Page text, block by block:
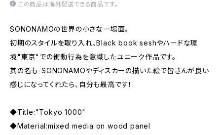
この商品は海外配送できる商品です。
SONONAMOの世界の小さな一場面。
初期のスタイルを取り入れ、Black book seshやハードな環
境"東京"での衝動行為を意識したユニーク作品です。
其の名も-SONONAMOやディスカーの描いた絵で皆さんが良い
感じになってくれたら、自分も最高です！
◆Title:"Tokyo 1000"
◆Material:mixed media on wood panel